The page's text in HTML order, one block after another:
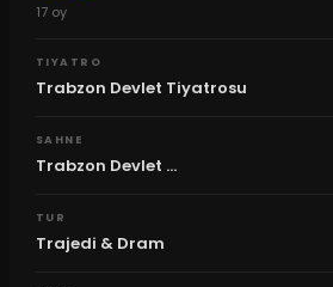
17oy
TIYATRO
Trabzon Devlet Tiyatrosu
SAHNE
Trabzon Devlet ...
TUR
Trajedi & Dram